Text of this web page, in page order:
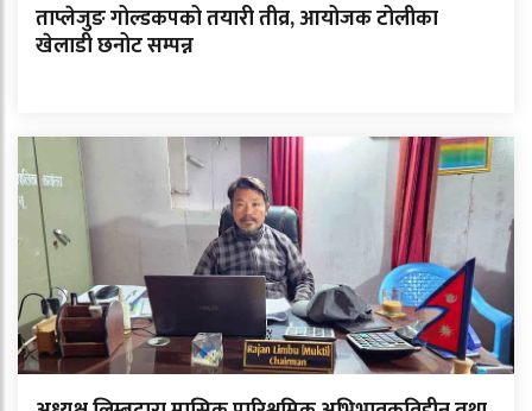
ताप्लेजुङ गोल्डकपको तयारी तीव्र, आयोजक टोलीका
खेलाडी छनोट सम्पन्न